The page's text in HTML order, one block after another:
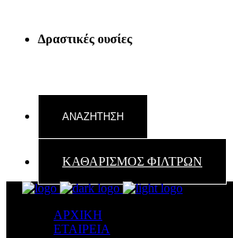
Δραστικές ουσίες
ΚΑΘΑΡΙΣΜΟΣ ΦΙΛΤΡΩΝ
ΑΡΧΙΚΗ
ΕΤΑΙΡΕΙΑ